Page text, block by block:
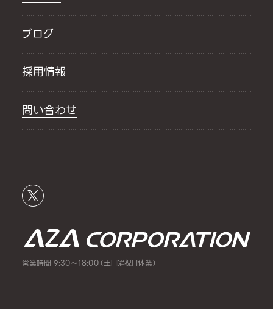
ブログ
採用情報
問い合わせ
営業時間 9:30～18:00（土日曜祝日休業）